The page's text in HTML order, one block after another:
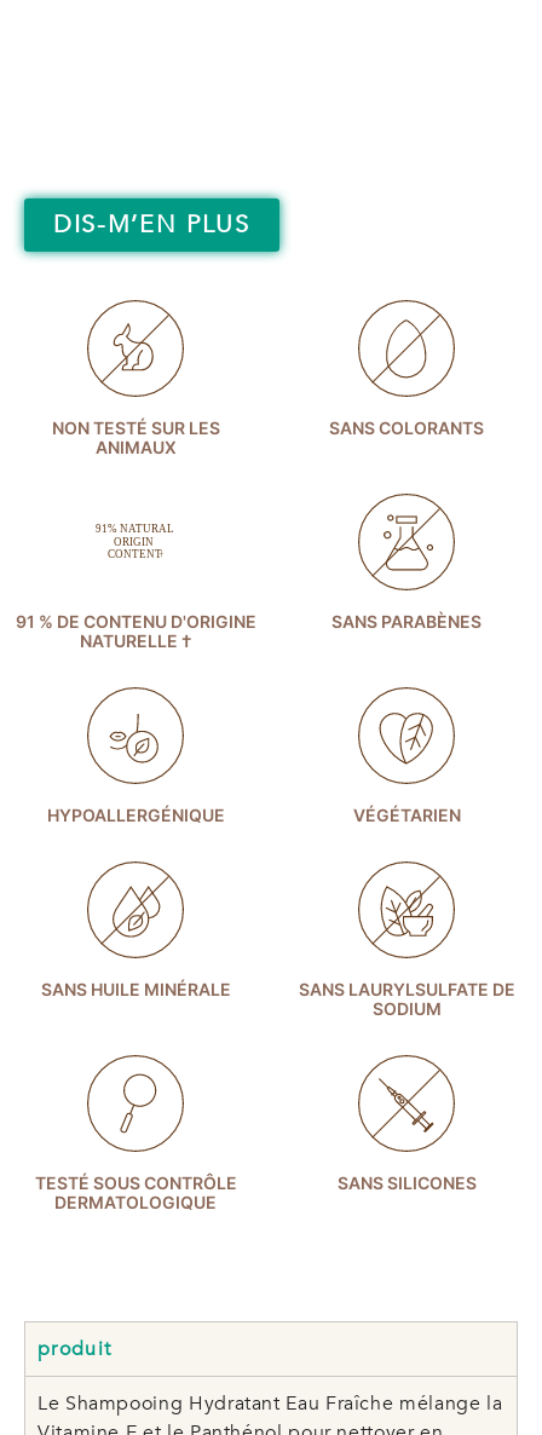
DIS-M’EN PLUS
NON TESTÉ SUR LES
ANIMAUX
SANS COLORANTS
91 % DE CONTENU D'ORIGINE
NATURELLE †
SANS PARABÈNES
HYPOALLERGÉNIQUE VÉGÉTARIEN
SANS HUILE MINÉRALE
SANS LAURYLSULFATE DE
SODIUM
TESTÉ SOUS CONTRÔLE
DERMATOLOGIQUE
SANS SILICONES
produit
Le Shampooing Hydratant Eau Fraîche mélange la